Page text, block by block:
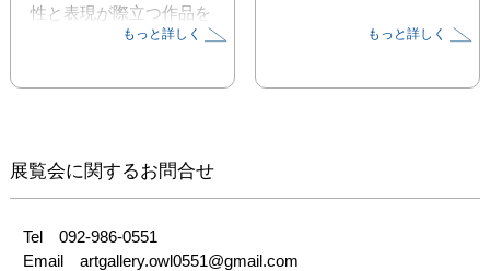
性と表現が際立つ作品を
多数展示販売いたしま
にふさわしい、静けさの
す。
ぜひこの機会にご高覧く
ださい。
もっと詳しく もっと詳しく
展覧会に関するお問合せ
Tel　092-986-0551
Email　artgallery.owl0551@gmail.com